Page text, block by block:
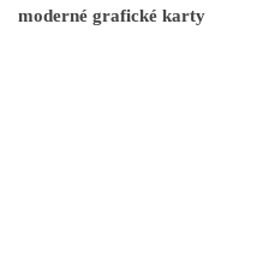
moderné grafické karty